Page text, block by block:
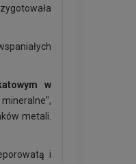
w
metali.
i